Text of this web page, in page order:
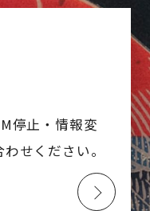
停止・情報変
せください。